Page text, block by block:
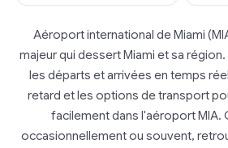
Aéroport international de Miami
majeur qui dessert Miami et sa
les départs et arrivées en temps
retard et les options de transport
facilement dans l'aéroport MIA.
occasionnellement ou souvent,